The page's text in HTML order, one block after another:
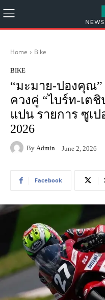
Home Bike
BIKE
“มะมาย-ปองคุณ
ควงคู่ “ไบร์ท-เต
แปน รายการ ซูเ
2026
By Admin June 2, 2026
Facebook